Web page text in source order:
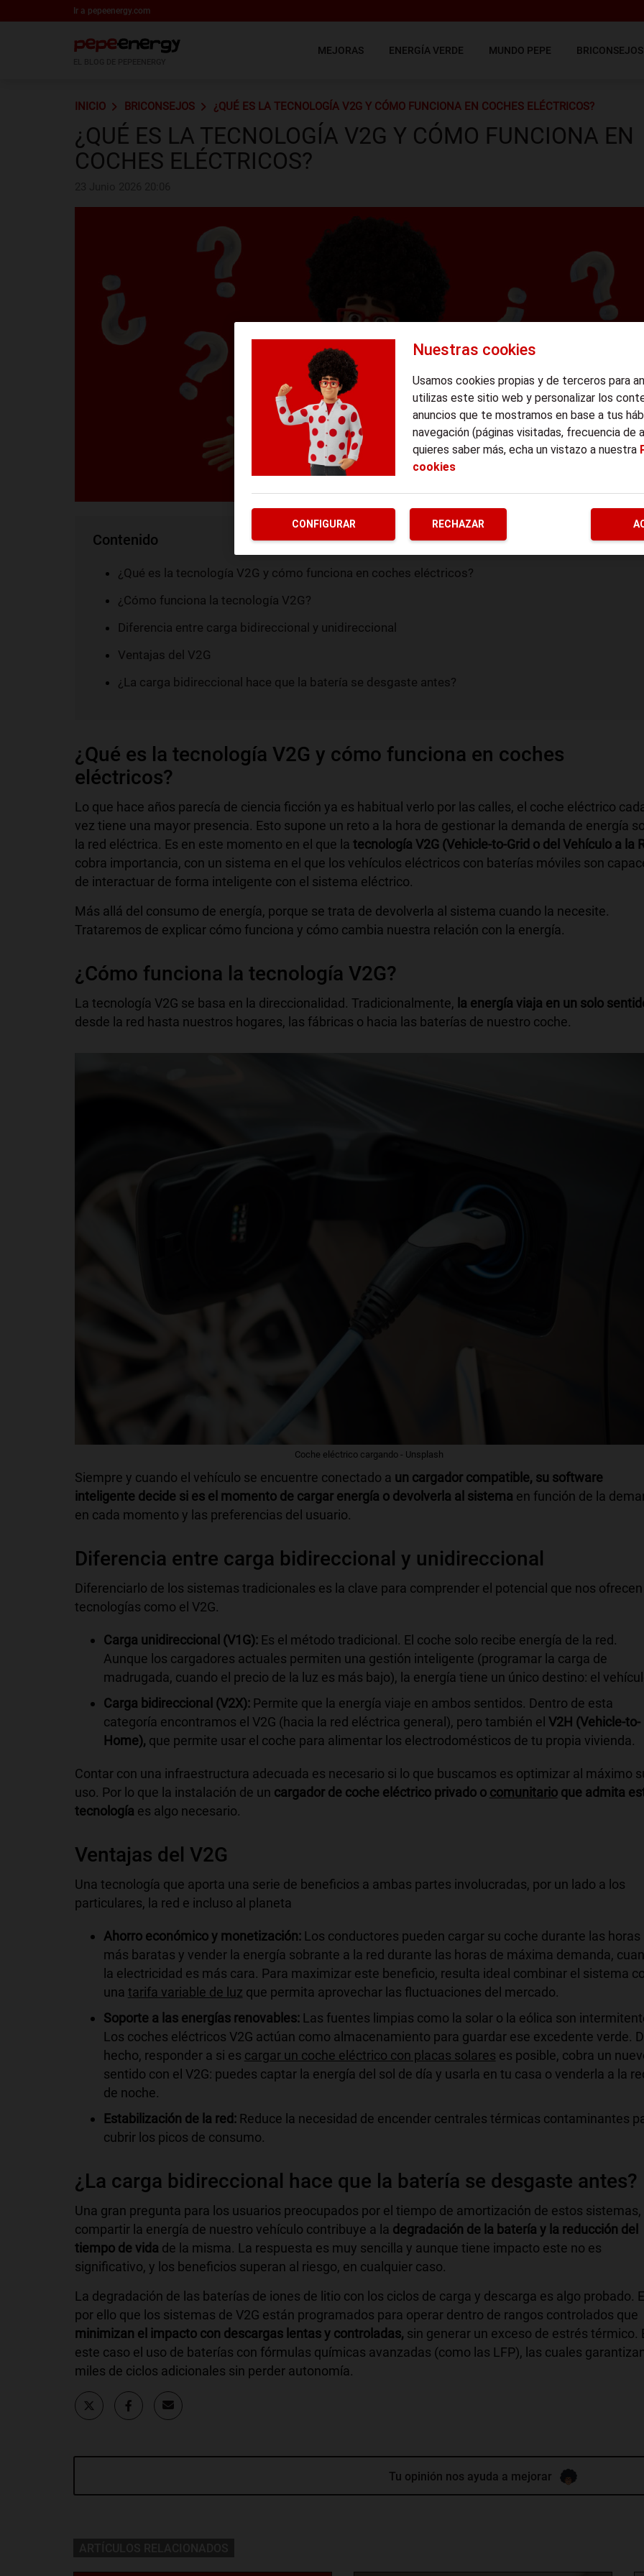
Ir a pepeenergy.com
MEJORAS ENERGÍA VERDE MUNDO PEPE BRICONSEJOS
INICIO BRICONSEJOS ¿QUÉ ES LA TECNOLOGÍA V2G Y CÓMO FUNCIONA EN COCHES ELÉCTRICOS?
¿QUÉ ES LA TECNOLOGÍA V2G Y CÓMO FUNCIONA EN
COCHES ELÉCTRICOS?
Contenido
¿Qué es la tecnología V2G y cómo funciona en coches eléctricos?
¿Cómo funciona la tecnología V2G?
Diferencia entre carga bidireccional y unidireccional
Ventajas del V2G
¿La carga bidireccional hace que la batería se desgaste antes?
¿Qué es la tecnología V2G y cómo funciona en coches
eléctricos?
Lo que hace años parecía de ciencia ficción ya es habitual verlo por las calles, el coche eléctrico
vez tiene una mayor presencia. Esto supone un reto a la hora de gestionar la demanda de energía
la red eléctrica. Es en este momento en el que la tecnología V2G (Vehicle-to-Grid o del Vehículo a la
cobra importancia, con un sistema en el que los vehículos eléctricos con baterías móviles son
de interactuar de forma inteligente con el sistema eléctrico.
Más allá del consumo de energía, porque se trata de devolverla al sistema cuando la necesite.
Trataremos de explicar cómo funciona y cómo cambia nuestra relación con la energía.
¿Cómo funciona la tecnología V2G?
La tecnología V2G se basa en la direccionalidad. Tradicionalmente, la energía viaja en un solo
desde la red hasta nuestros hogares, las fábricas o hacia las baterías de nuestro coche.
Coche eléctrico cargando - Unsplash
Siempre y cuando el vehículo se encuentre conectado a un cargador compatible, su software
inteligente decide si es el momento de cargar energía o devolverla al sistema en función de la
en cada momento y las preferencias del usuario.
Diferencia entre carga bidireccional y unidireccional
Diferenciarlo de los sistemas tradicionales es la clave para comprender el potencial que nos ofrecen
tecnologías como el V2G.
Carga unidireccional (V1G): Es el método tradicional. El coche solo recibe energía de la red.
Aunque los cargadores actuales permiten una gestión inteligente (programar la carga de
madrugada, cuando el precio de la luz es más bajo), la energía tiene un único destino: el
Carga bidireccional (V2X):Permite que la energía viaje en ambos sentidos. Dentro de esta
categoría encontramos el V2G (hacia la red eléctrica general), pero también el V2H (Vehicle-to-
Home), que permite usar el coche para alimentar los electrodomésticos de tu propia vivienda.
Contar con una infraestructura adecuada es necesario si lo que buscamos es optimizar al máximo
uso. Por lo que la instalación de un cargador de coche eléctrico privado o comunitarioque admita
tecnología es algo necesario.
Ventajas del V2G
Una tecnología que aporta una serie de beneficios a ambas partes involucradas, por un lado a los
particulares, la red e incluso al planeta
Ahorro económico y monetización:Los conductores pueden cargar su coche durante las horas
más baratas y vender la energía sobrante a la red durante las horas de máxima demanda,
la electricidad es más cara. Para maximizar este beneficio, resulta ideal combinar el sistema
una tarifa variable de luz que permita aprovechar las fluctuaciones del mercado.
Soporte a las energías renovables:Las fuentes limpias como la solar o la eólica son
Los coches eléctricos V2G actúan como almacenamiento para guardar ese excedente verde.
hecho, responder a si es cargar un coche eléctrico con placas solares es posible, cobra un
sentido con el V2G: puedes captar la energía del sol de día y usarla en tu casa o venderla a la
de noche.
Estabilización de la red:Reduce la necesidad de encender centrales térmicas contaminantes
cubrir los picos de consumo.
¿La carga bidireccional hace que la batería se desgaste antes?
Una gran pregunta para los usuarios preocupados por el tiempo de amortización de estos sistemas,
compartir la energía de nuestro vehículo contribuye a la degradación de la batería y la reducción del
tiempo de vida de la misma. La respuesta es muy sencilla y aunque tiene impacto este no es
significativo, y los beneficios superan al riesgo, en cualquier caso.
La degradación de las baterías de iones de litio con los ciclos de carga y descarga es algo probado.
por ello que los sistemas de V2G están programados para operar dentro de rangos controlados que
minimizan el impacto con descargas lentas y controladas, sin generar un exceso de estrés térmico.
este caso el uso de baterías con fórmulas químicas avanzadas (como las LFP), las cuales
miles de ciclos adicionales sin perder autonomía.
Tu opinión nos ayuda a mejorar
Nuestras cookies
Usamos cookies propias y de terceros para
utilizas este sitio web y personalizar los
anuncios que te mostramos en base a tus
navegación (páginas visitadas, frecuencia de
quieres saber más, echa un vistazo a nuestra
cookies
RECHAZAR
CONFIGURAR